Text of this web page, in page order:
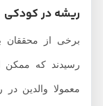
ریشه در کودکی
برخی از محققان با
رسیدند که ممکن است
معمولا والدین در